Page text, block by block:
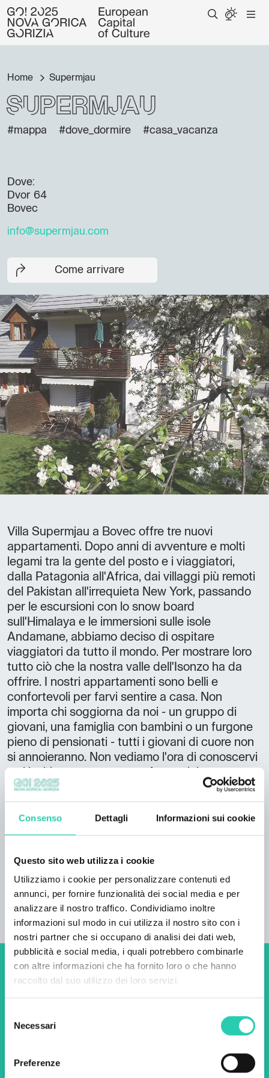
Consenso Dettagli Informazioni sui cookie
Questo sito web utilizza i cookie
Utilizziamo i cookie per personalizzare contenuti ed
annunci, per fornire funzionalità dei social media e per
analizzare il nostro traffico. Condividiamo inoltre
informazioni sul modo in cui utilizza il nostro sito con i
nostri partner che si occupano di analisi dei dati web,
pubblicità e social media, i quali potrebbero combinarle
con altre informazioni che ha fornito loro o che hanno
raccolto dal suo utilizzo dei loro servizi.
delNecessari
Preferenze
Home Supermjau
Supermjau
#mappa #dove_dormire #casa_vacanza
Dove:
Dvor 64
Bovec
info@supermjau.com
Come arrivare
Villa Supermjau a Bovec offre tre nuovi
appartamenti. Dopo anni di avventure e molti
legami tra la gente del posto e i viaggiatori,
dalla Patagonia all'Africa, dai villaggi più remoti
del Pakistan all'irrequieta New York, passando
per le escursioni con lo snow board
sull'Himalaya e le immersioni sulle isole
Andamane, abbiamo deciso di ospitare
viaggiatori da tutto il mondo. Per mostrare loro
tutto ciò che la nostra valle dell'Isonzo ha da
offrire. I nostri appartamenti sono belli e
confortevoli per farvi sentire a casa. Non
importa chi soggiorna da noi - un gruppo di
giovani, una famiglia con bambini o un furgone
pieno di pensionati - tutti i giovani di cuore non
si annoieranno. Non vediamo l'ora di conoscervi
e vi invitiamo a trascorrere fantastiche vacanze
nella villa Supermjau! Boštjan e Katja Numero di
unità abitative: 3 Tipi di camere: 3 x
appartamento, 2 camere da letto (6 persone)
Numero totale di letti: 18 Informazioni sull'arrivo:
Non perderti i prossimi
eventi! Iscriviti alla
newsletter di GO! 2025 per
iniziative.